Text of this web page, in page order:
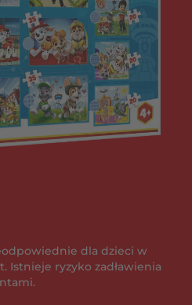
dla dzieci w
Istnieje ryzyko zadławienia